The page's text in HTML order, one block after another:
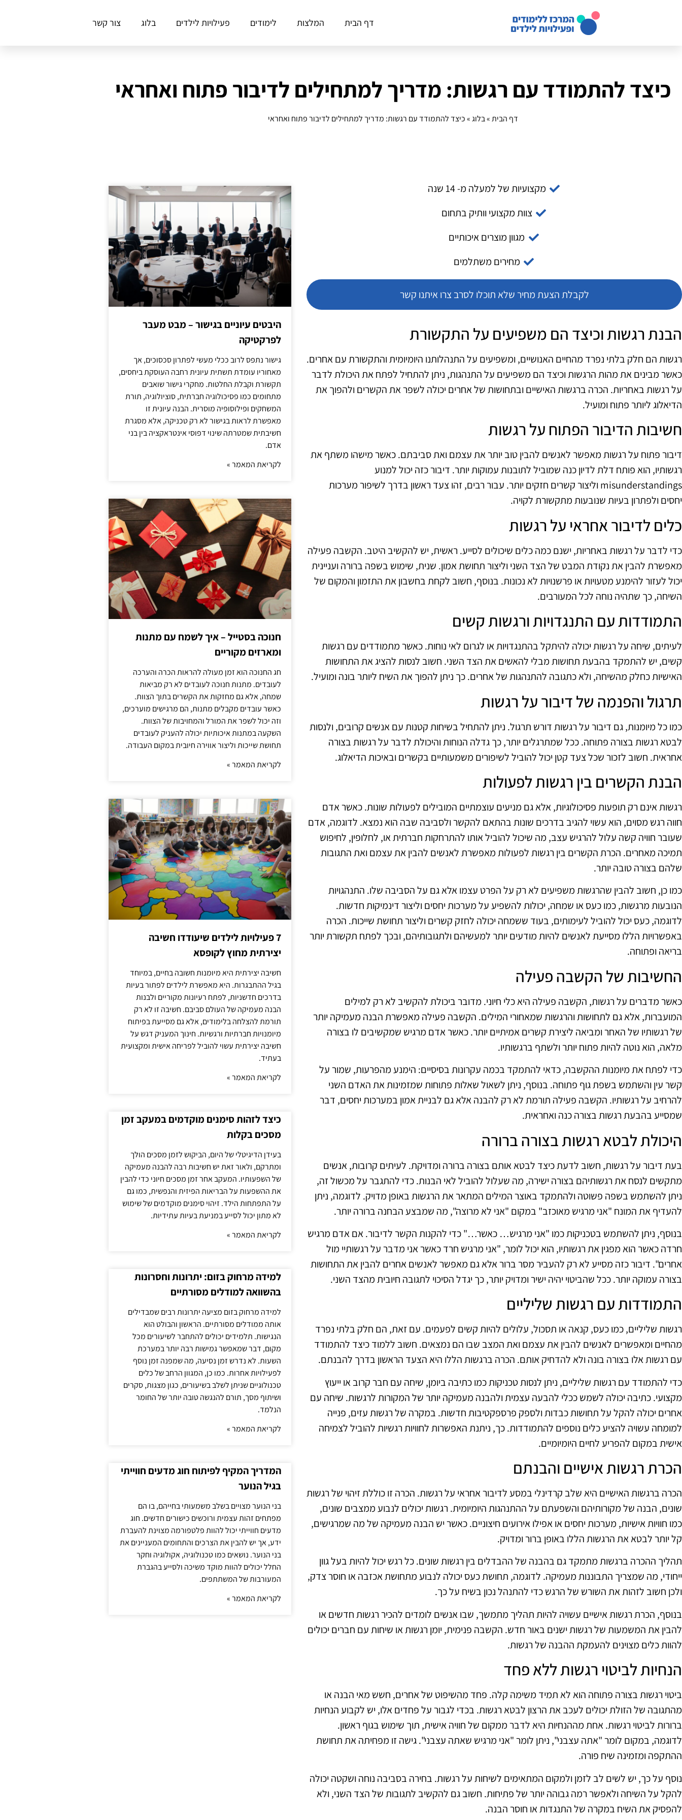
דף הבית המלצות לימודים פעילויות לילדים בלוג צור קשר
כיצד להתמודד עם רגשות: מדריך למתחילים לדיבור פתוח ואחראי
דף הבית»בלוג»כיצד להתמודד עם רגשות: מדריך למתחילים לדיבור פתוח ואחראי
מקצועיות של למעלה מ- 14 שנה
צוות מקצועי וותיק בתחום
מגוון מוצרים איכותיים
מחירים משתלמים
לקבלת הצעת מחיר שלא תוכלו לסרב צרו איתנו קשר
הבנת רגשות וכיצד הם משפיעים על התקשורת
רגשות הם חלק בלתי נפרד מהחיים האנושיים, ומשפיעים על התנהלותנו היומיומית והתקשורת עם אחרים.
כאשר מבינים את מהות הרגשות וכיצד הם משפיעים על התנהגות, ניתן להתחיל לפתח את היכולת לדבר
על רגשות באחריות. הכרה ברגשות האישיים ובתחושות של אחרים יכולה לשפר את הקשרים ולהפוך את
הדיאלוג ליותר פתוח ומועיל.
חשיבות הדיבור הפתוח על רגשות
דיבור פתוח על רגשות מאפשר לאנשים להבין טוב יותר את עצמם ואת סביבתם. כאשר מישהו משתף את
רגשותיו, הוא פותח דלת לדיון כנה שמוביל לתובנות עמוקות יותר. דיבור כזה יכול למנוע
misunderstandings וליצור קשרים חזקים יותר. עבור רבים, זהו צעד ראשון בדרך לשיפור מערכות
יחסים ולפתרון בעיות שנובעות מתקשורת לקויה.
כלים לדיבור אחראי על רגשות
כדי לדבר על רגשות באחריות, ישנם כמה כלים שיכולים לסייע. ראשית, יש להקשיב היטב. הקשבה פעילה
מאפשרת להבין את נקודת המבט של הצד השני וליצור תחושת אמון. שנית, שימוש בשפה ברורה ועניינית
יכול לעזור להימנע מטעויות או פרשנויות לא נכונות. בנוסף, חשוב לקחת בחשבון את התזמון והמקום של
השיחה, כך שתהיה נוחה לכל המעורבים.
התמודדות עם התנגדויות ורגשות קשים
לעיתים, שיחה על רגשות יכולה להיתקל בהתנגדויות או לגרום לאי נוחות. כאשר מתמודדים עם רגשות
קשים, יש להתמקד בהבעת תחושות מבלי להאשים את הצד השני. חשוב לנסות להציג את התחושות
האישיות כחלק מהשיחה, ולא כתגובה להתנהגות של אחרים. כך ניתן להפוך את השיח ליותר בונה ומועיל.
תרגול והפנמה של דיבור על רגשות
כמו כל מיומנות, גם דיבור על רגשות דורש תרגול. ניתן להתחיל בשיחות קטנות עם אנשים קרובים, ולנסות
לבטא רגשות בצורה פתוחה. ככל שמתרגלים יותר, כך גדלה הנוחות והיכולת לדבר על רגשות בצורה
אחראית. חשוב לזכור שכל צעד קטן יכול להוביל לשיפורים משמעותיים בקשרים ובאיכות הדיאלוג.
הבנת הקשרים בין רגשות לפעולות
רגשות אינם רק תופעות פסיכולוגיות, אלא גם מניעים עוצמתיים המובילים לפעולות שונות. כאשר אדם
חווה רגש מסוים, הוא עשוי להגיב בדרכים שונות בהתאם להקשר ולסביבה שבה הוא נמצא. לדוגמה, אדם
שעובר חוויה קשה עלול להרגיש עצב, מה שיכול להוביל אותו להתרחקות חברתית או, לחלופין, לחיפוש
תמיכה מאחרים. הכרת הקשרים בין רגשות לפעולות מאפשרת לאנשים להבין את עצמם ואת התגובות
שלהם בצורה טובה יותר.
כמו כן, חשוב להבין שהרגשות משפיעים לא רק על הפרט עצמו אלא גם על הסביבה שלו. התנהגויות
הנובעות מרגשות, כמו כעס או שמחה, יכולות להשפיע על מערכות יחסים וליצור דינמיקות חדשות.
לדוגמה, כעס יכול להוביל לעימותים, בעוד ששמחה יכולה לחזק קשרים וליצור תחושת שייכות. הכרה
באפשרויות הללו מסייעת לאנשים להיות מודעים יותר למעשיהם ולתגובותיהם, ובכך לפתח תקשורת יותר
בריאה ופתוחה.
החשיבות של הקשבה פעילה
כאשר מדברים על רגשות, הקשבה פעילה היא כלי חיוני. מדובר ביכולת להקשיב לא רק למילים
המועברות, אלא גם לתחושות והרגשות שמאחורי המילים. הקשבה פעילה מאפשרת הבנה מעמיקה יותר
של רגשותיו של האחר ומביאה ליצירת קשרים אמיתיים יותר. כאשר אדם מרגיש שמקשיבים לו בצורה
מלאה, הוא נוטה להיות פתוח יותר ולשתף ברגשותיו.
כדי לפתח את מיומנות ההקשבה, כדאי להתמקד בכמה עקרונות בסיסיים: הימנע מהפרעות, שמור על
קשר עין והשתמש בשפת גוף פתוחה. בנוסף, ניתן לשאול שאלות פתוחות שמזמינות את האדם השני
להרחיב על רגשותיו. הקשבה פעילה תורמת לא רק להבנה אלא גם לבניית אמון במערכות יחסים, דבר
שמסייע בהבעת רגשות בצורה כנה ואחראית.
היכולת לבטא רגשות בצורה ברורה
בעת דיבור על רגשות, חשוב לדעת כיצד לבטא אותם בצורה ברורה ומדויקת. לעיתים קרובות, אנשים
מתקשים לנסח את רגשותיהם בצורה ישירה, מה שעלול להוביל לאי הבנות. כדי להתגבר על מכשול זה,
ניתן להשתמש בשפה פשוטה ולהתמקד באוצר המילים המתאר את הרגשות באופן מדויק. לדוגמה, ניתן
להעדיף את המונח "אני מרגיש מאוכזב" במקום "אני לא מרוצה", מה שמבצע הבחנה ברורה יותר.
בנוסף, ניתן להשתמש בטכניקות כמו "אני מרגיש… כאשר…" כדי להקנות הקשר לדיבור. אם אדם מרגיש
חרדה כאשר הוא מפגין את רגשותיו, הוא יכול לומר, "אני מרגיש חרד כאשר אני מדבר על רגשותיי מול
אחרים". דיבור כזה מסייע לא רק להעביר מסר ברור אלא גם מאפשר לאנשים אחרים להבין את התחושות
בצורה עמוקה יותר. ככל שהביטוי יהיה ישיר ומדויק יותר, כך יגדל הסיכוי לתגובה חיובית מהצד השני.
התמודדות עם רגשות שליליים
רגשות שליליים, כמו כעס, קנאה או תסכול, עלולים להיות קשים לפעמים. עם זאת, הם חלק בלתי נפרד
מהחיים ומאפשרים לאנשים להבין את עצמם ואת המצב שבו הם נמצאים. חשוב ללמוד כיצד להתמודד
עם רגשות אלו בצורה בונה ולא להדחיק אותם. הכרה ברגשות הללו היא הצעד הראשון בדרך להבנתם.
כדי להתמודד עם רגשות שליליים, ניתן לנסות טכניקות כמו כתיבה ביומן, שיחה עם חבר קרוב או ייעוץ
מקצועי. כתיבה יכולה לשמש ככלי להבעה עצמית ולהבנה מעמיקה יותר של המקורות לרגשות. שיחה עם
אחרים יכולה להקל על תחושות כבדות ולספק פרספקטיבות חדשות. במקרה של רגשות עזים, פנייה
למומחה עשויה להציע כלים נוספים להתמודדות. כך, ניתנת האפשרות לחוויות רגשיות להוביל לצמיחה
אישית במקום להפריע לחיים היומיומיים.
הכרת רגשות אישיים והבנתם
הכרה ברגשות האישיים היא שלב קרדינלי במסע לדיבור אחראי על רגשות. הכרה זו כוללת זיהוי של רגשות
שונים, הבנה של מקורותיהם והשפעתם על ההתנהגות היומיומית. רגשות יכולים לנבוע ממצבים שונים,
כמו חוויות אישיות, מערכות יחסים או אפילו אירועים חיצוניים. כאשר יש הבנה מעמיקה של מה שמרגישים,
קל יותר לבטא את הרגשות הללו באופן ברור ומדויק.
תהליך ההכרה ברגשות מתמקד גם בהבנה של ההבדלים בין רגשות שונים. כל רגש יכול להיות בעל גוון
ייחודי, מה שמצריך התבוננות מעמיקה. לדוגמה, תחושת כעס יכולה לנבוע מתחושת אכזבה או חוסר צדק,
ולכן חשוב לזהות את השורש של הרגש כדי להתנהל נכון בשיח על כך.
בנוסף, הכרת רגשות אישיים עשויה להיות תהליך מתמשך, שבו אנשים לומדים להכיר רגשות חדשים או
להבין את המשמעות של רגשות ישנים באור חדש. הקשבה פנימית, יומן רגשות או שיחות עם חברים יכולים
להוות כלים מצוינים להעמקת ההבנה של רגשות.
הנחיות לביטוי רגשות ללא פחד
ביטוי רגשות בצורה פתוחה הוא לא תמיד משימה קלה. פחד מהשיפוט של אחרים, חשש מאי הבנה או
מהתגובה של הזולת יכולים לעכב את הרצון לבטא רגשות. בכדי לגבור על פחדים אלו, יש לקבוע הנחיות
ברורות לביטוי רגשות. אחת מההנחיות היא לדבר ממקום של חוויה אישית, תוך שימוש בגוף ראשון.
לדוגמה, במקום לומר "אתה עצבני", ניתן לומר "אני מרגיש שאתה עצבני". גישה זו מפחיתה את תחושת
ההתקפה ומזמינה שיח פורה.
נוסף על כך, יש לשים לב לזמן ולמקום המתאימים לשיחות על רגשות. בחירה בסביבה נוחה ושקטה יכולה
להקל על השיחה ולאפשר רמה גבוהה יותר של פתיחות. חשוב גם להקשיב לתגובות של הצד השני, ולא
להפסיק את השיח במקרה של התנגדות או חוסר הבנה.
היבטים עיוניים בגישור – מבט מעבר
לפרקטיקה
גישור נתפס לרוב ככלי מעשי לפתרון סכסוכים, אך
מאחוריו עומדת תשתית עיונית רחבה העוסקת ביחסים,
תקשורת וקבלת החלטות. מחקרי גישור שואבים
מתחומים כמו פסיכולוגיה חברתית, סוציולוגיה, תורת
המשחקים ופילוסופיה מוסרית. הבנה עיונית זו
מאפשרת לראות בגישור לא רק טכניקה, אלא מסגרת
חשיבתית שמטרתה שינוי דפוסי אינטראקציה בין בני
אדם.
לקריאת המאמר »
חנוכה בסטייל – איך לשמח עם מתנות
ומארזים מקוריים
חג החנוכה הוא זמן מעולה להראות הכרה והערכה
לעובדים. מתנות חנוכה לעובדים לא רק מביאות
שמחה, אלא גם מחזקות את הקשרים בתוך הצוות.
כאשר עובדים מקבלים מתנות, הם מרגישים מוערכים,
וזה יכול לשפר את המורל והמחויבות של הצוות.
השקעה במתנות איכותיות יכולה להעניק לעובדים
תחושת שייכות וליצור אווירה חיובית במקום העבודה.
לקריאת המאמר »
7 פעילויות לילדים שיעודדו חשיבה
יצירתית מחוץ לקופסא
חשיבה יצירתית היא מיומנות חשובה בחיים, במיוחד
בגיל ההתבגרות. היא מאפשרת לילדים לפתור בעיות
בדרכים חדשניות, לפתח רעיונות מקוריים ולבנות
הבנה מעמיקה של העולם סביבם. חשיבה זו לא רק
תורמת להצלחה בלימודים, אלא גם מסייעת בפיתוח
מיומנויות חברתיות ורגשיות. חינוך המעניק דגש על
חשיבה יצירתית עשוי להוביל לפריחה אישית ומקצועית
בעתיד.
לקריאת המאמר »
כיצד לזהות סימנים מוקדמים במעקב זמן
מסכים בקלות
בעידן הדיגיטלי של היום, הביקוש לזמן מסכים הולך
ומתרקם, ולאור זאת יש חשיבות רבה להבנה מעמיקה
של השפעותיו. המעקב אחר זמן מסכים חיוני כדי להבין
את ההשפעות על הבריאות הפיזית והנפשית, כמו גם
על התפתחות הילד. זיהוי סימנים מוקדמים של שימוש
לא מתון יכול לסייע במניעת בעיות עתידיות.
לקריאת המאמר »
למידה מרחוק בזום: יתרונות וחסרונות
בהשוואה למודלים מסורתיים
למידה מרחוק בזום מציעה יתרונות רבים שמבדילים
אותה ממודלים מסורתיים. הראשון והבולט הוא
הנגישות. תלמידים יכולים להתחבר לשיעורים מכל
מקום, דבר שמאפשר גמישות רבה יותר במערכת
השעות. לא נדרש זמן נסיעה, מה שמפנה זמן נוסף
לפעילויות אחרות. כמו כן, המגוון הרחב של כלים
טכנולוגיים שניתן לשלב בשיעורים, כגון מצגות, סקרים
ושיתוף מסך, תורם להנגשה טובה יותר של החומר
הנלמד.
לקריאת המאמר »
המדריך המקיף לפיתוח חוג מדעים חווייתי
בגיל הנוער
בני הנוער מצויים בשלב משמעותי בחייהם, בו הם
מפתחים זהות עצמית ורוכשים כישורים חדשים. חוג
מדעים חווייתי יכול להוות פלטפורמה מצוינת להעברת
ידע, אך יש להבין את הצרכים והתחומים המעניינים את
בני הנוער. נושאים כמו טכנולוגיה, אקולוגיה וחקר
החלל יכולים להוות מוקד משיכה ולסייע בהגברת
המעורבות של המשתתפים.
לקריאת המאמר »